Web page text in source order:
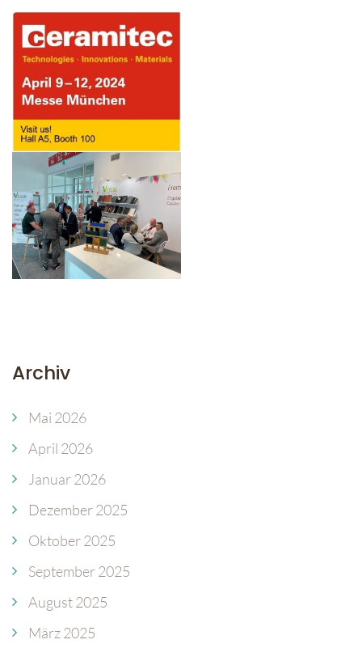
Archiv
Mai 2026
April 2026
Januar 2026
Dezember 2025
Oktober 2025
September 2025
August 2025
März 2025